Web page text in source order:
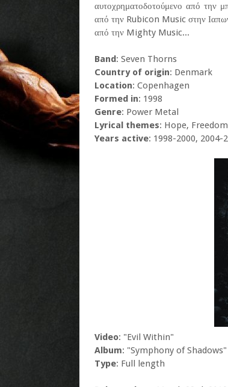
αυτοχρηματοδοτούμενο από την
από την Rubicon Music στην
από την Mighty Music...
Band: Seven Thorns
Country of origin: Denmark
Location: Copenhagen
Formed in: 1998
Genre: Power Metal
Lyrical themes: Hope,
Years active: 1998-2000,
Video: "Evil Within"
Album: "Symphony of Shadows"
Type: Full length